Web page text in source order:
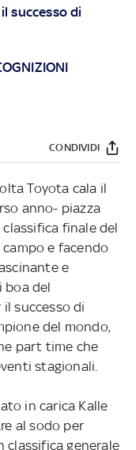
successo di
CONDIVIDI
Toyota cala il
anno- piazza
finale del
campo e facendo
e
boa del
il successo di
del mondo,
part time che
stagionali.
in carica Kalle
al sodo per
classifica generale